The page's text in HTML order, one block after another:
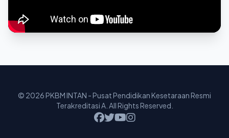
© 2026 PKBM INTAN - Pusat Pendidikan Kesetaraan Resmi
Terakreditasi A. All Rights Reserved.